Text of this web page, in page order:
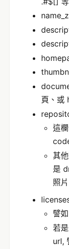
頁、或
這
其
是
照
譬如
若
url,